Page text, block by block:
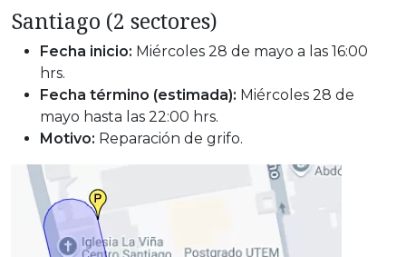
Santiago (2 sectores)
Fecha inicio: Miércoles 28 de mayo a las 16:00
hrs.
Fecha término (estimada): Miércoles 28 de
mayo hasta las 22:00 hrs.
Motivo: Reparación de grifo.